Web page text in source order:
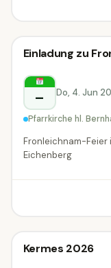
Sonstiges
Eichenberg
Sonstiges
Einladung zu
– Do, 4. Jun
Pfarrkirche hl.
Fronleichnam-Feier
Eichenberg
Sonstiges
Sonstiges
Kermes 2026